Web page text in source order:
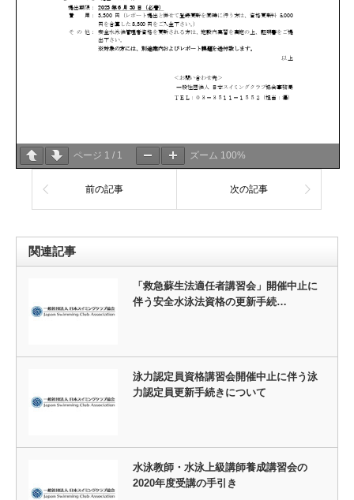
ページ 1 / 1 ズーム 100%
前の記事 次の記事
関連記事
「救急蘇生法適任者講習会」開催中止に
伴う安全水泳法資格の更新手続…
泳力認定員資格講習会開催中止に伴う泳
力認定員更新手続きについて
水泳教師・水泳上級講師養成講習会の
2020年度受講の手引き